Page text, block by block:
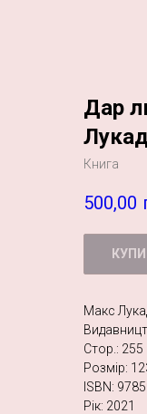
Дар
Книга
500,00
Макс
Стор.: 255
Розмір:
ISBN:
Рік: 2021